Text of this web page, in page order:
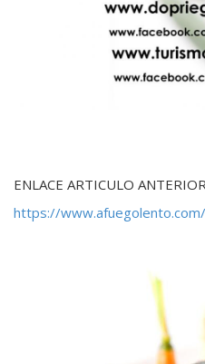
ENLACE ARTICULO
https://